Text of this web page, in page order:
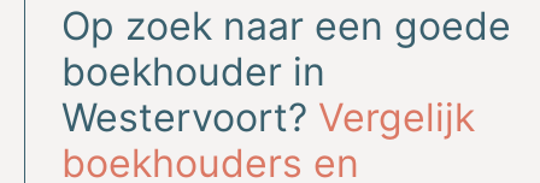
Op zoek naar een goede
boekhouder in
Westervoort? Vergelijk
boekhouders en